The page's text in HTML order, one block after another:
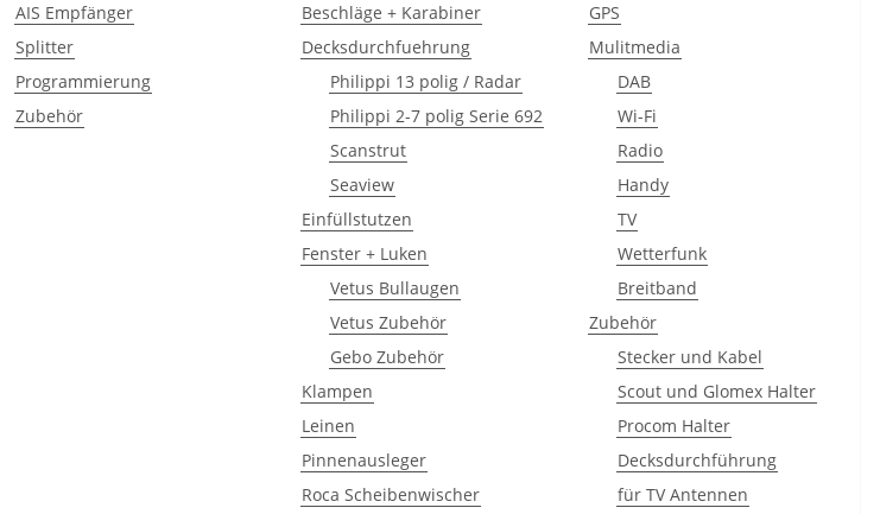
AIS Empfänger
Splitter
Programmierung
Zubehör
Beschläge + Karabiner
Decksdurchfuehrung
Philippi 13 polig / Radar
Philippi 2-7 polig Serie 692
Scanstrut
Seaview
Einfüllstutzen
Fenster + Luken
Vetus Bullaugen
Vetus Zubehör
Gebo Zubehör
Klampen
Leinen
Pinnenausleger
Roca Scheibenwischer
GPS
Mulitmedia
DAB
Wi-Fi
Radio
Handy
TV
Wetterfunk
Breitband
Zubehör
Stecker und Kabel
Scout und Glomex Halter
Procom Halter
Decksdurchführung
für TV Antennen